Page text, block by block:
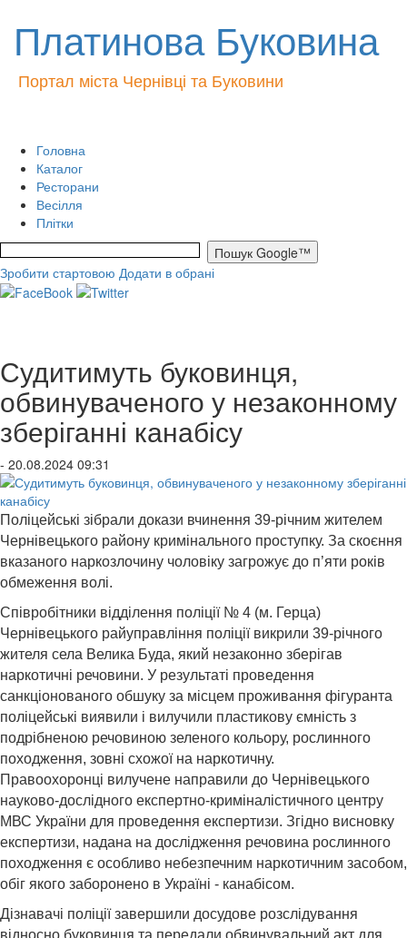
Платинова Буковина
Портал міста Чернівці та Буковини
Головна
Каталог
Ресторани
Весілля
Плітки
Зробити стартовою Додати в обрані
Судитимуть буковинця,
обвинуваченого у незаконному
зберіганні канабісу
- 20.08.2024 09:31
Поліцейські зібрали докази вчинення 39-річним жителем
Чернівецького району кримінального проступку. За скоєння
вказаного наркозлочину чоловіку загрожує до п’яти років
обмеження волі.
Співробітники відділення поліції № 4 (м. Герца)
Чернівецького райуправління поліції викрили 39-річного
жителя села Велика Буда, який незаконно зберігав
наркотичні речовини. У результаті проведення
санкціонованого обшуку за місцем проживання фігуранта
поліцейські виявили і вилучили пластикову ємність з
подрібненою речовиною зеленого кольору, рослинного
походження, зовні схожої на наркотичну.
Правоохоронці вилучене направили до Чернівецького
науково-дослідного експертно-криміналістичного центру
МВС України для проведення експертизи. Згідно висновку
експертизи, надана на дослідження речовина рослинного
походження є особливо небезпечним наркотичним засобом,
обіг якого заборонено в Україні - канабісом.
Дізнавачі поліції завершили досудове розслідування